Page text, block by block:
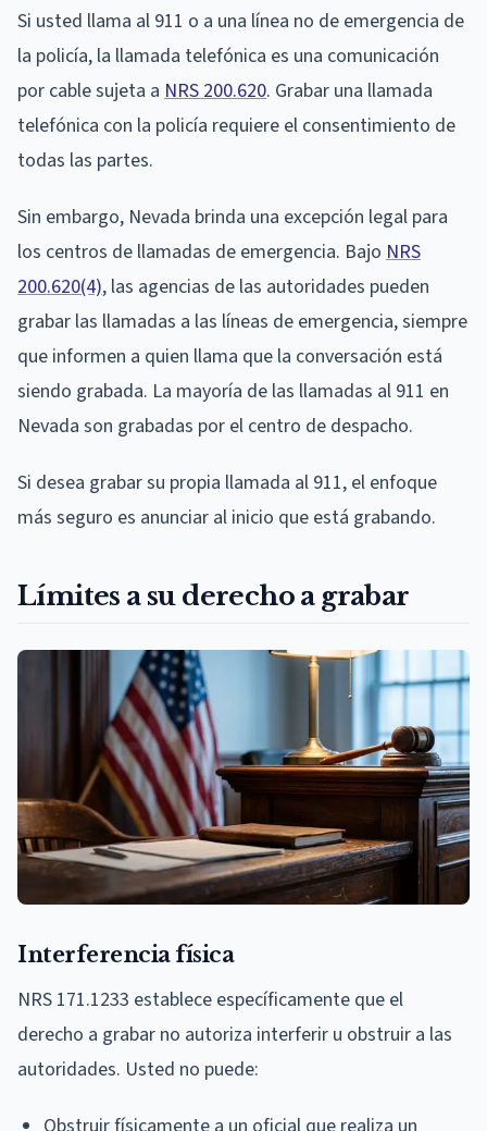
Si usted llama al 911 o a una línea no de emergencia de
la policía, la llamada telefónica es una comunicación
por cable sujeta a NRS 200.620. Grabar una llamada
telefónica con la policía requiere el consentimiento de
todas las partes.
Sin embargo, Nevada brinda una excepción legal para
los centros de llamadas de emergencia. Bajo NRS
200.620(4), las agencias de las autoridades pueden
grabar las llamadas a las líneas de emergencia, siempre
que informen a quien llama que la conversación está
siendo grabada. La mayoría de las llamadas al 911 en
Nevada son grabadas por el centro de despacho.
Si desea grabar su propia llamada al 911, el enfoque
más seguro es anunciar al inicio que está grabando.
Límites a su derecho a grabar
Interferencia física
NRS 171.1233 establece específicamente que el
derecho a grabar no autoriza interferir u obstruir a las
autoridades. Usted no puede: